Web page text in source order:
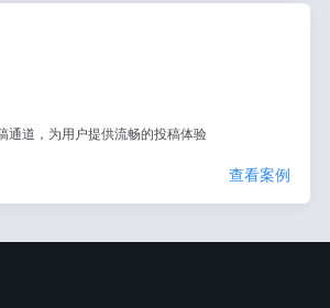
通道，为用户提供流畅的投稿体验
查看案例